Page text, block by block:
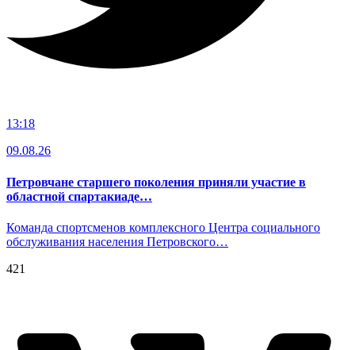
13:18
09.08.26
Петровчане старшего поколения приняли участие в
областной спартакиаде…
Команда спортсменов комплексного Центра социального
обслуживания населения Петровского…
421